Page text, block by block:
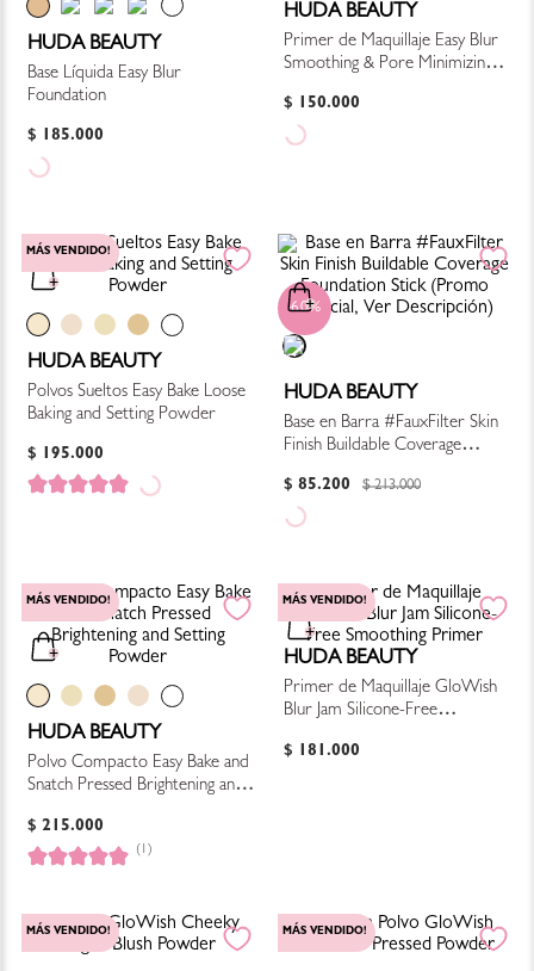
HUDA BEAUTY
Base Líquida Easy Blur
Foundation
$ 185.000
HUDA BEAUTY
Primer de Maquillaje Easy Blur
Smoothing & Pore Minimizing
$ 150.000
MÁS VENDIDO!
HUDA BEAUTY
Polvos Sueltos Easy Bake Loose
Baking and Setting Powder
$ 195.000
60%
HUDA BEAUTY
Base en Barra #FauxFilter Skin
Finish Buildable Coverage
Especial, Ver Descripción)
$ 85.200 $ 213.000
MÁS VENDIDO!
HUDA BEAUTY
Polvo Compacto Easy Bake and
Snatch Pressed Brightening and
$ 215.000
(1)
MÁS VENDIDO!
HUDA BEAUTY
Primer de Maquillaje GloWish
Blur Jam Silicone-Free
$ 181 .000
MÁS VENDIDO! MÁS VENDIDO!